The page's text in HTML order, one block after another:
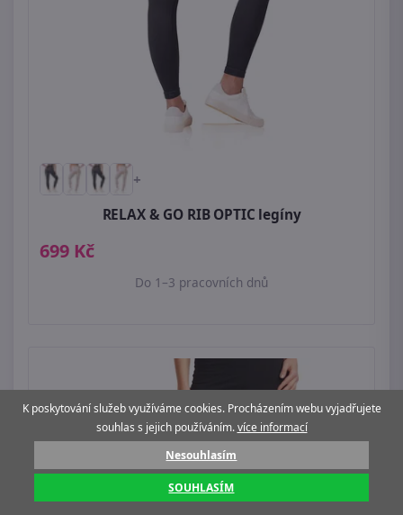
+
RELAX & GO RIB OPTIC legíny
699 Kč
Do 1–3 pracovních dnů
K poskytování služeb využíváme cookies. Procházením webu vyjadřujete
souhlas s jejich používáním.více informací
Nesouhlasím
SOUHLASÍM